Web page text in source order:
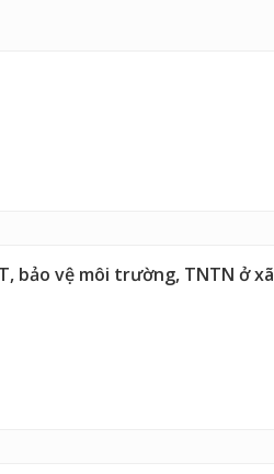
bảo vệ môi trường, TNTN ở xã